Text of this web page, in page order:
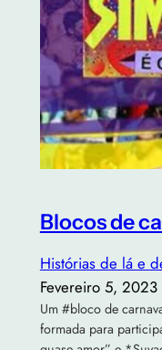
Blocos de
Histórias de lá e
Fevereiro 5, 2023
Um #bloco de
formada para